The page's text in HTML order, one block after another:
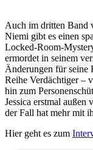
Auch im dritten Band
Niemi gibt es einen
Locked-Room-
ermordet in seinem
Änderungen für seine
Reihe Verdächtiger –
hin zum
Jessica erstmal außen
der Fall hat mehr mit
Hier geht es zum